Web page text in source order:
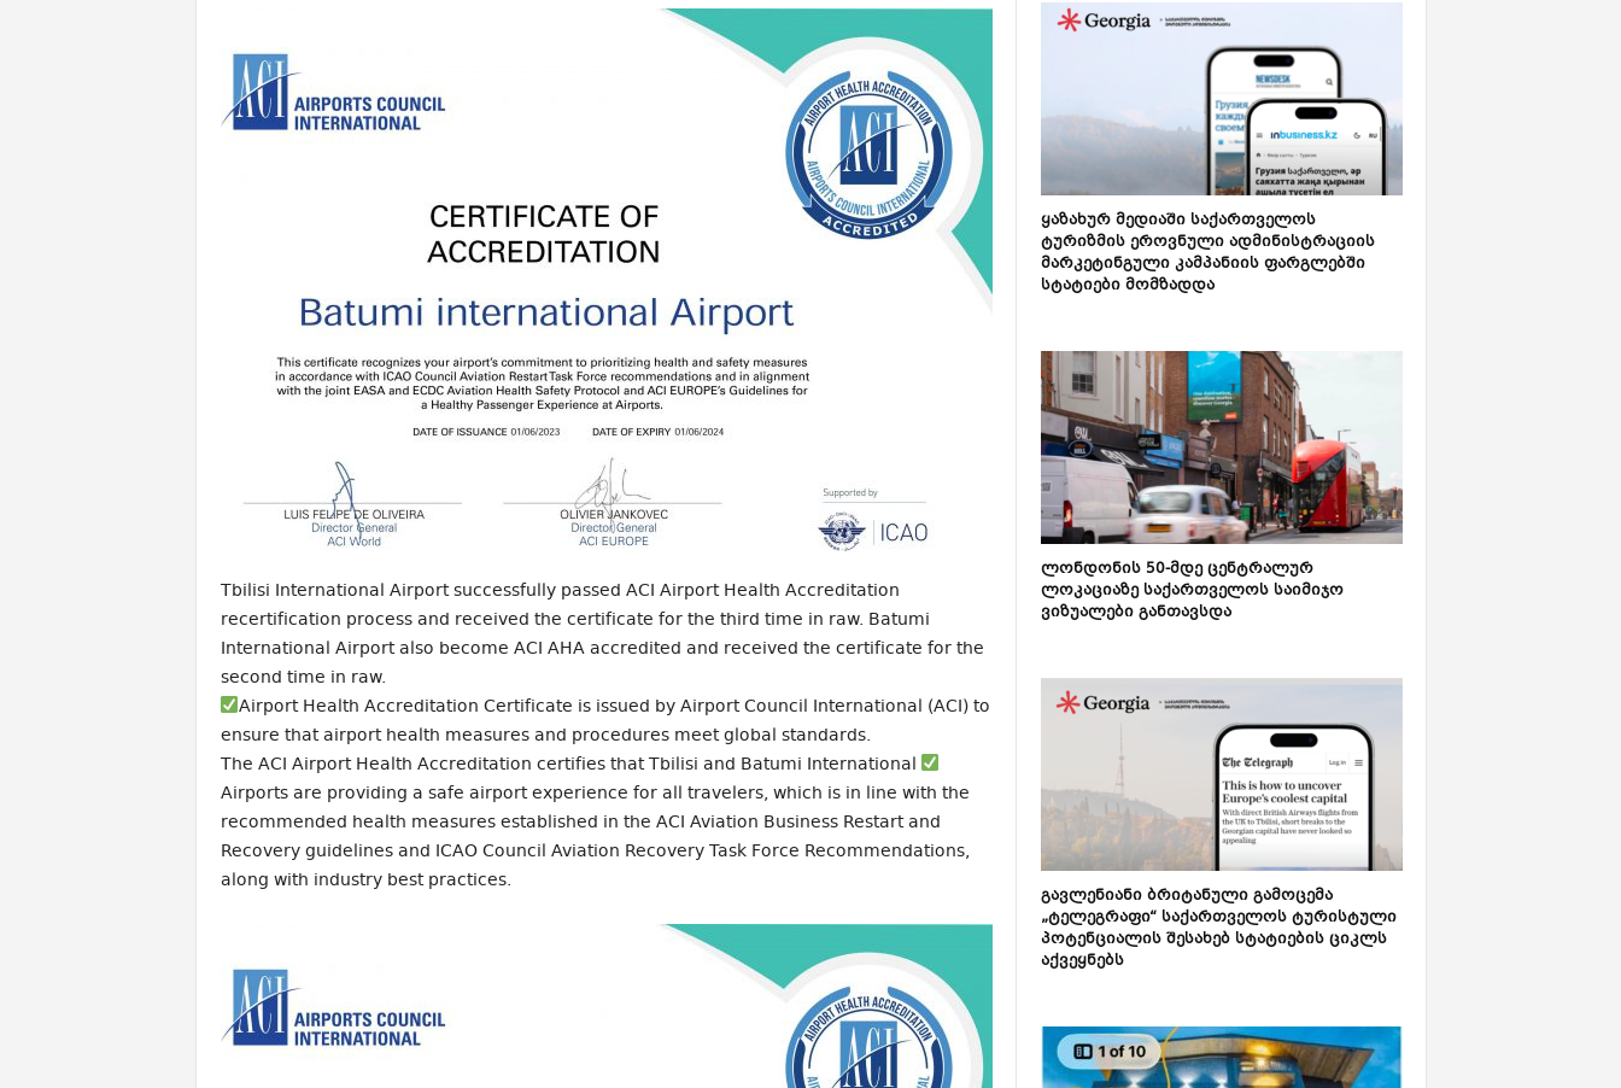
Tbilisi International Airport successfully passed ACI Airport Health Accreditation
recertification process and received the certificate for the third time in raw. Batumi
International Airport also become ACI AHA accredited and received the certificate for the
second time in raw.
Airport Health Accreditation Certificate is issued by Airport Council International (ACI) to
ensure that airport health measures and procedures meet global standards.
The ACI Airport Health Accreditation certifies that Tbilisi and Batumi International
Airports are providing a safe airport experience for all travelers, which is in line with the
recommended health measures established in the ACI Aviation Business Restart and
Recovery guidelines and ICAO Council Aviation Recovery Task Force Recommendations,
along with industry best practices.
ყაზახურ მედიაში საქართველოს
ტურიზმის ეროვნული ადმინისტრაციის
მარკეტინგული კამპანიის ფარგლებში
სტატიები მომზადდა
ლონდონის 50-მდე ცენტრალურ
ლოკაციაზე საქართველოს საიმიჯო
ვიზუალები განთავსდა
გავლენიანი ბრიტანული გამოცემა
„ტელეგრაფი“ საქართველოს ტურისტული
პოტენციალის შესახებ სტატიების ციკლს
აქვეყნებს